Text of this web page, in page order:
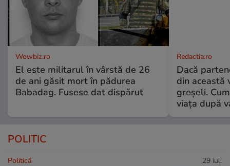
Wowbiz.ro
El este militarul în vârstă de 26
de ani găsit mort în pădurea
Babadag. Fusese dat dispărut
Redactia.ro
Dacă
din această
greșeli.
viața după
POLITIC
Politică 29 iul.